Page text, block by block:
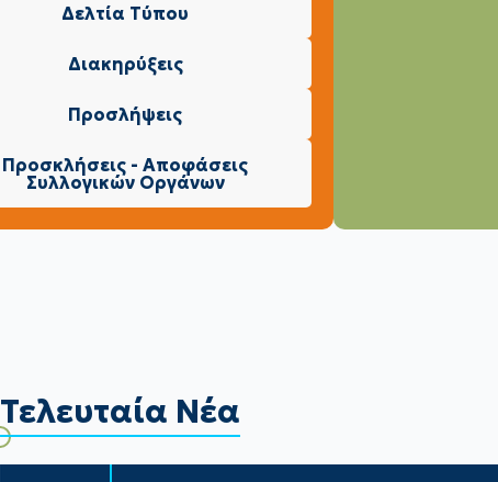
Δελτία Τύπου
Διακηρύξεις
Προσλήψεις
Προσκλήσεις - Αποφάσεις
Συλλογικών Οργάνων
Τελευταία Νέα